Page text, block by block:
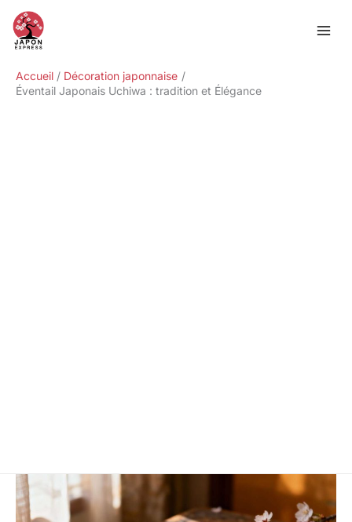
contenu
Accueil
Décoration japonnaise
Éventail Japonais Uchiwa : tradition et Élégance
Rechercher